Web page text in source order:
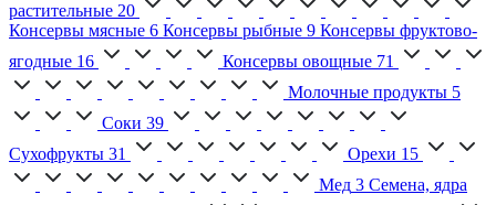
растительные 20
Консервы мясные 6 Консервы рыбные 9 Консервы фруктово-
ягодные 16 Консервы овощные 71
Молочные продукты 5
Соки 39
Сухофрукты 31 Орехи 15
Мед 3 Семена, ядра